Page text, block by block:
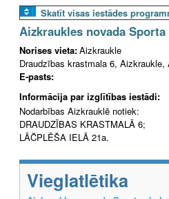
Skatīt visas iestādes
Aizkraukles novada
Norises vieta:Aizkraukle
Draudzības krastmala 6, Aizkraukle,
E-pasts:
Informācija par izglītības iestādi:
Nodarbības Aizkrauklē notiek:
DRAUDZĪBAS KRASTMALĀ 6;
LĀČPLĒŠA IELĀ 21a.
Vieglatlētika